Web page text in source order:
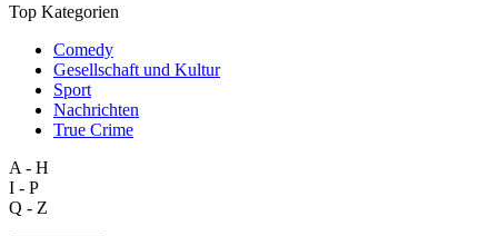
Top Kategorien
Comedy
Gesellschaft und Kultur
Sport
Nachrichten
True Crime
A - H
I - P
Q - Z